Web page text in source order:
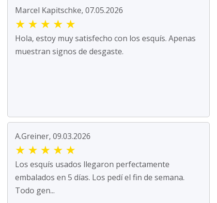
Marcel Kapitschke, 07.05.2026
★ ★ ★ ★ ★
Hola, estoy muy satisfecho con los esquís. Apenas
muestran signos de desgaste.
A.Greiner, 09.03.2026
★ ★ ★ ★ ★
Los esquís usados llegaron perfectamente
embalados en 5 días. Los pedí el fin de semana.
Todo gen...